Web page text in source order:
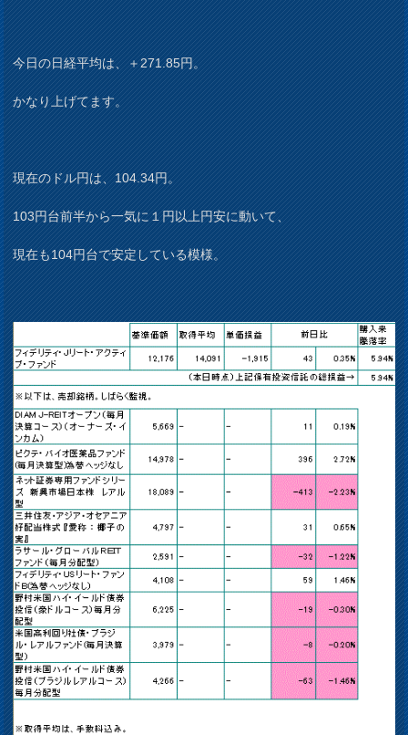
今日の日経平均は、＋271.85円。
かなり上げてます。
現在のドル円は、104.34円。
103円台前半から一気に１円以上円安に動いて、
現在も104円台で安定している模様。